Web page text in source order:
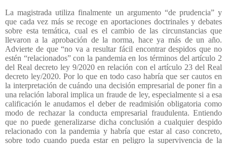
La magistrada utiliza finalmente un argumento “de prudencia” y
que cada vez más se recoge en aportaciones doctrinales y debates
sobre esta temática, cual es el cambio de las circunstancias que
llevaron a la aprobación de la norma, hace ya más de un año.
Advierte de que “no va a resultar fácil encontrar despidos que no
estén “relacionados” con la pandemia en los términos del artículo 2
del Real decreto ley 9/2020 en relación con el artículo 23 del Real
decreto ley/2020. Por lo que en todo caso habría que ser cautos en
la interpretación de cuándo una decisión empresarial de poner fin a
una relación laboral implica un fraude de ley, especialmente si a esa
calificación le anudamos el deber de readmisión obligatoria como
modo de rechazar la conducta empresarial fraudulenta. Entiendo
que no puede generalizarse dicha conclusión a cualquier despido
relacionado con la pandemia y habría que estar al caso concreto,
sobre todo cuando pueda estar en peligro la supervivencia de la